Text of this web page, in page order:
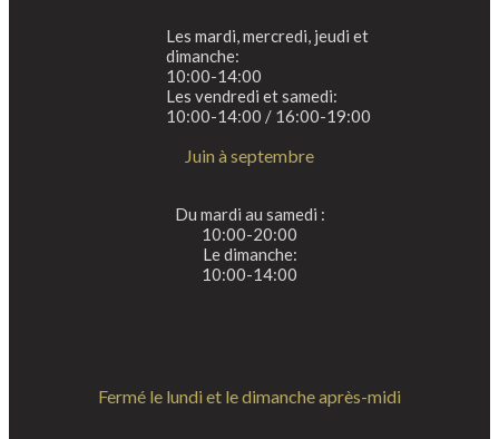
Les mardi, mercredi, jeudi et
dimanche:
10:00-14:00
Les vendredi et samedi:
10:00-14:00 / 16:00-19:00
Juin à septembre
Du mardi au samedi :
10:00-20:00
Le dimanche:
10:00-14:00
Fermé le lundi et le dimanche après-midi